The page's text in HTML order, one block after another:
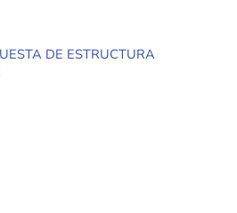
DE ESTRUCTURA